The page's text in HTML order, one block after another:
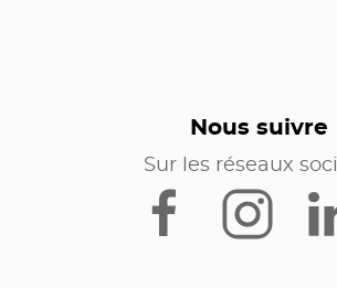
Nous suivre
Sur les réseaux